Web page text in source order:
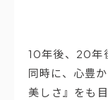
10年後、20年
同時に、心豊
美しさ』をも